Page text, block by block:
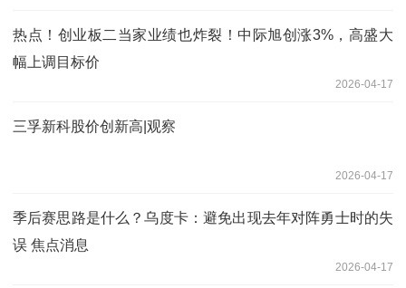
热点！创业板二当家业绩也炸裂！中际旭创涨3%，高盛大
幅上调目标价
2026-04-17
三孚新科股价创新高|观察
2026-04-17
季后赛思路是什么？乌度卡：避免出现去年对阵勇士时的失
误 焦点消息
2026-04-17